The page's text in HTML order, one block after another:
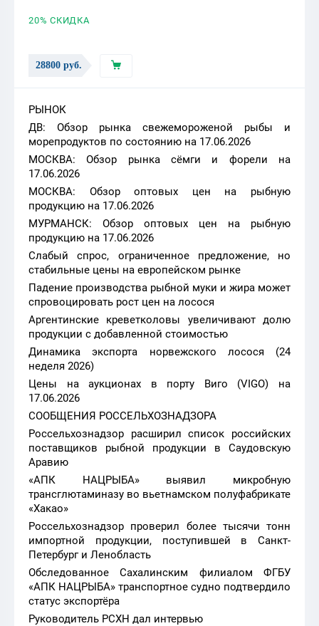
20% СКИДКА
28800 руб.
РЫНОК
ДВ: Обзор рынка свежемороженой рыбы и
морепродуктов по состоянию на 17.06.2026
МОСКВА: Обзор рынка сёмги и форели на
17.06.2026
МОСКВА: Обзор оптовых цен на рыбную
продукцию на 17.06.2026
МУРМАНСК: Обзор оптовых цен на рыбную
продукцию на 17.06.2026
Слабый спрос, ограниченное предложение, но
стабильные цены на европейском рынке
Падение производства рыбной муки и жира может
спровоцировать рост цен на лосося
Аргентинские креветколовы увеличивают долю
продукции с добавленной стоимостью
Динамика экспорта норвежского лосося (24
неделя 2026)
Цены на аукционах в порту Виго (VIGO) на
17.06.2026
СООБЩЕНИЯ РОССЕЛЬХОЗНАДЗОРА
Россельхознадзор расширил список российских
поставщиков рыбной продукции в Саудовскую
Аравию
«АПК НАЦРЫБА» выявил микробную
трансглютаминазу во вьетнамском полуфабрикате
«Хакао»
Россельхознадзор проверил более тысячи тонн
импортной продукции, поступившей в Санкт-
Петербург и Ленобласть
Обследованное Сахалинским филиалом ФГБУ
«АПК НАЦРЫБА» транспортное судно подтвердило
статус экспортёра
Руководитель РСХН дал интервью